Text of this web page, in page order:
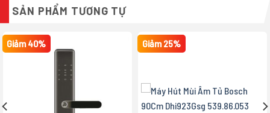
SẢN PHẨM TƯƠNG TỰ
Giảm 40% Giảm 25%